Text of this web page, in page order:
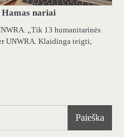
nariai
„Tik 13 humanitarinės
UNWRA. Klaidinga teigti,
Paieška